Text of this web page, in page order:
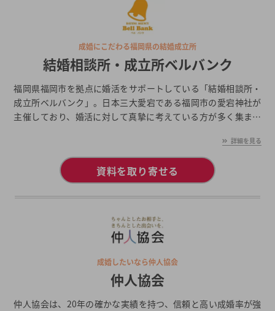
成婚にこだわる福岡県の結婚成立所
結婚相談所・成立所ベルバンク
福岡県福岡市を拠点に婚活をサポートしている「結婚相談所・
成立所ベルバンク」。日本三大愛宕である福岡市の愛宕神社が
主催しており、婚活に対して真摯に考えている方が多く集まっ
るカウンセリングや人柄を重視したマッチング、定期的に開催
される恋愛講座「男塾！」などを提供している点も結婚相談
所・成立所ベルバンクの魅力です。
詳細を見る
資料を取り寄せる
成婚したいなら仲人協会
仲人協会
仲人協会は、20年の確かな実績を持つ、信頼と高い成婚率が強